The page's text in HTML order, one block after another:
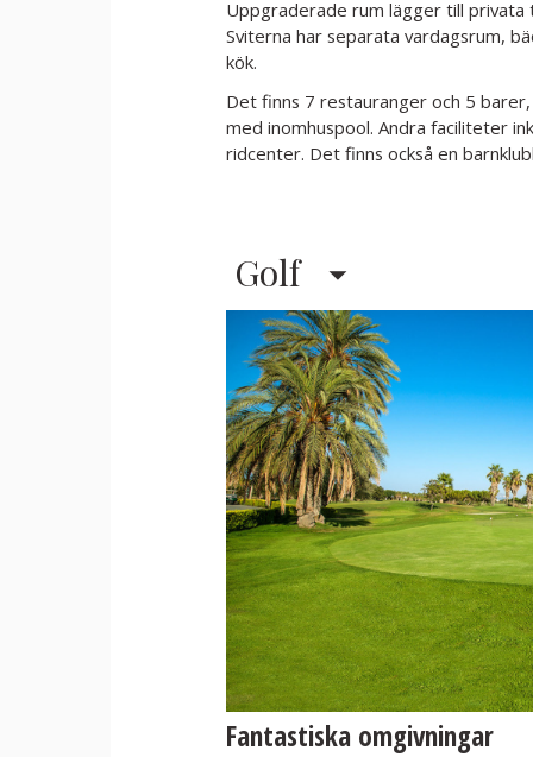
Uppgraderade rum lägger till privata
Sviterna har separata vardagsrum,
kök.
Det finns 7 restauranger och 5
med inomhuspool. Andra faciliteter
ridcenter. Det finns också en
Golf
Fantastiska omgivningar